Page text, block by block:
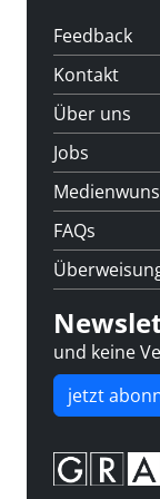
Feedback
Kontakt
Über uns
Jobs
FAQs
und keine
jetzt